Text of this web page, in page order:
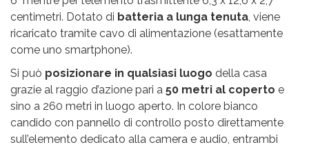
centimetri. Dotato di batteria a lunga tenuta, viene
ricaricato tramite cavo di alimentazione (esattamente
come uno smartphone).
Si può posizionare in qualsiasi luogo della casa
grazie al raggio d’azione pari a 50 metri al coperto e
sino a 260 metri in luogo aperto. In colore bianco
candido con pannello di controllo posto direttamente
sull’elemento dedicato alla camera e audio, entrambi